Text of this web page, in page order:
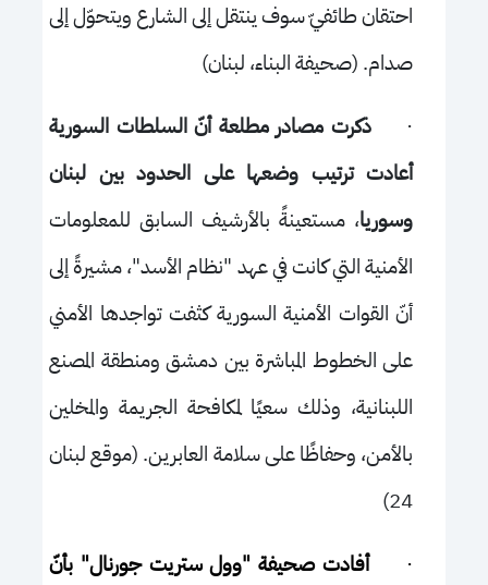
احتقان طائفيّ سوف ينتقل إلى الشارع ويتحوّل إلى
صدام. (صحيفة البناء، لبنان)
·ذكرت مصادر مطلعة أنّ السلطات السورية
أعادت ترتيب وضعها على الحدود بين لبنان
وسوريا، مستعينةً بالأرشيف السابق للمعلومات
الأمنية التي كانت في عهد "نظام الأسد"، مشيرةً إلى
أنّ القوات الأمنية السورية كثفت تواجدها الأمني
على الخطوط المباشرة بين دمشق ومنطقة المصنع
اللبنانية، وذلك سعيًا لمكافحة الجريمة والمخلين
بالأمن، وحفاظًا على سلامة العابرين. (موقع لبنان
24)
·أفادت صحيفة "وول ستريت جورنال" بأنّ